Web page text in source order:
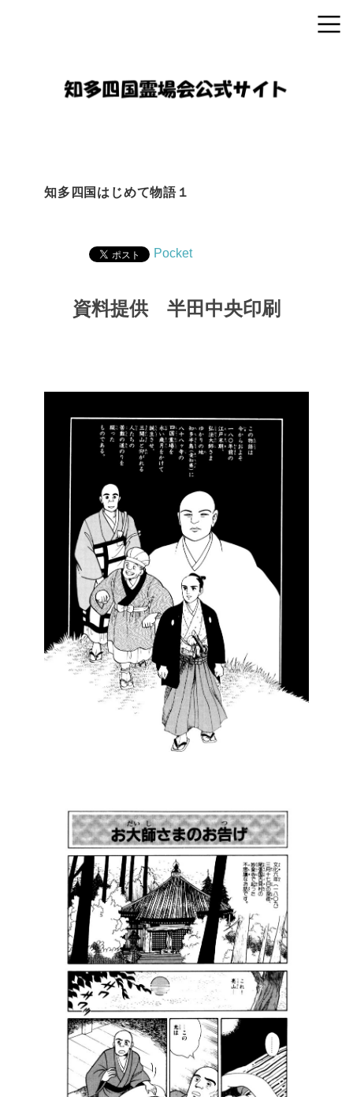
知多四国はじめて物語１
Pocket
資料提供 半田中央印刷